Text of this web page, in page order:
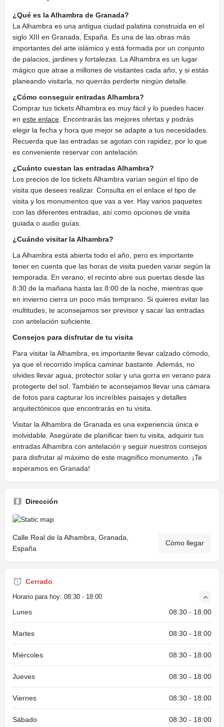
¿Qué es la Alhambra de Granada?
La Alhambra es una antigua ciudad palatina construida en el
siglo XIII en Granada, España. Es una de las obras más
importantes del arte islámico y está formada por un conjunto
de palacios, jardines y fortalezas. La Alhambra es un lugar
mágico que atrae a millones de visitantes cada año, y si estás
planeando visitarla, no querrás perderte ningún detalle.
¿Cómo conseguir entradas Alhambra?
Comprar tus tickets Alhambra es muy fácil y lo puedes hacer
en este enlace . Encontrarás las mejores ofertas y podrás
elegir la fecha y hora que mejor se adapte a tus necesidades.
Recuerda que las entradas se agotan con rapidez, por lo que
es conveniente reservar con antelación.
¿Cuánto cuestan las entradas Alhambra?
Los precios de los tickets Alhambra varían según el tipo de
visita que desees realizar. Consulta en el enlace el tipo de
visita y los monumentos que vas a ver. Hay varios paquetes
con las diferentes entradas, así como opciones de visita
guiada o audio guías.
¿Cuándo visitar la Alhambra?
La Alhambra está abierta todo el año, pero es importante
tener en cuenta que las horas de visita pueden variar según la
temporada. En verano, el recinto abre sus puertas desde las
8:30 de la mañana hasta las 8:00 de la noche, mientras que
en invierno cierra un poco más temprano. Si quieres evitar las
multitudes, te aconsejamos ser previsor y sacar las entradas
con antelación suficiente.
Consejos para disfrutar de tu visita
Para visitar la Alhambra, es importante llevar calzado cómodo,
ya que el recorrido implica caminar bastante. Además, no
olvides llevar agua, protector solar y una gorra en verano para
protegerte del sol. También te aconsejamos llevar una cámara
de fotos para capturar los increíbles paisajes y detalles
arquitectónicos que encontrarás en tu visita.
Visitar la Alhambra de Granada es una experiencia única e
inolvidable. Asegúrate de planificar bien tu visita, adquirir tus
entradas Alhambra con antelación y seguir nuestros consejos
para disfrutar al máximo de este magnífico monumento. ¡Te
esperamos en Granada!
Dirección
Calle Real de la Alhambra, Granada,
España
Cómo llegar
Cerrado
Horario para hoy: 08:30 - 18:00
Lunes 08:30 - 18:00
Martes 08:30 - 18:00
Miércoles 08:30 - 18:00
Jueves 08:30 - 18:00
Viernes 08:30 - 18:00
Sábado 08:30 - 18:00